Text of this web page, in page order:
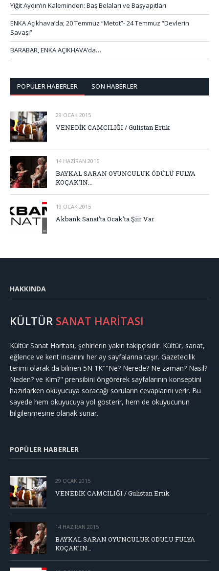
Yiğit Aydın’ın Kaleminden: Baş Belaları ve Başyapıtları
ENKA Açıkhava’da; 20 Temmuz “Metot”- 24 Temmuz “Devlerin
Savaşı”
BARABAR, ENKA AÇIKHAVA’da…
POPÜLER HABERLER SON HABERLER
29 OCAK 2015
VENEDİK CAMCILIĞI / Gülistan Ertik
14 HAZIRAN 2015
BAYKAL SARAN OYUNCULUK ÖDÜLÜ FULYA
KOÇAK’IN…
19 OCAK 2015
Akbank Sanat’ta Ocak’ta Şiir Var
HAKKINDA
KÜLTÜR SANAT HARİTASI
Kültür Sanat Haritası, şehirlerin yakın takipçisidir. Kültür, sanat,
eğlence ve kent insanını her ay sayfalarına taşır. Gazetecilik
terimi olarak da bilinen 5N 1K""Ne? Nerede? Ne zaman? Nasıl?
Neden? ve Kim?" prensibini öngörerek sayfalarının konseptini
hazırlarken okuyucuya soracağı soruların cevaplarını verir. Bu
sayede hem okuyucuya yol gösterir, hem de okuyucunun
bilgilenmesine olanak sunar.
POPÜLER HABERLER
29 OCAK 2015
VENEDİK CAMCILIĞI / Gülistan Ertik
14 HAZIRAN 2015
BAYKAL SARAN OYUNCULUK ÖDÜLÜ FULYA
KOÇAK’IN…